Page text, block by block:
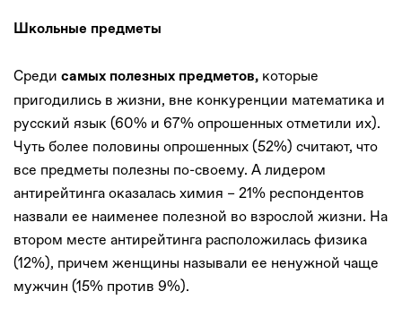
Школьные предметы
Среди самых полезных предметов, которые
пригодились в жизни, вне конкуренции математика и
русский язык (60% и 67% опрошенных отметили их).
Чуть более половины опрошенных (52%) считают, что
все предметы полезны по-своему. А лидером
антирейтинга оказалась химия – 21% респондентов
назвали ее наименее полезной во взрослой жизни. На
втором месте антирейтинга расположилась физика
(12%), причем женщины называли ее ненужной чаще
мужчин (15% против 9%).